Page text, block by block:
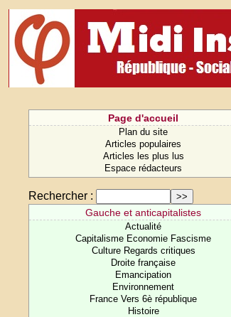
Page d'accueil
Plan du site
Articles populaires
Articles les plus lus
Espace rédacteurs
Rechercher :
Gauche et anticapitalistes
Actualité
Capitalisme Economie Fascisme
Culture Regards critiques
Droite française
Emancipation
Environnement
France Vers 6è république
Histoire